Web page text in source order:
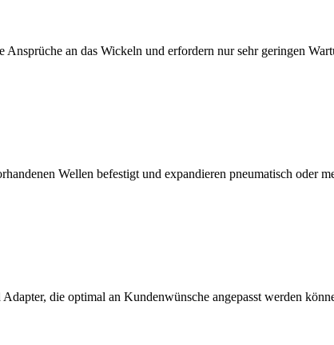
an das Wickeln und erfordern nur sehr geringen
Wellen befestigt und expandieren pneumatisch oder
die optimal an Kundenwünsche angepasst werden